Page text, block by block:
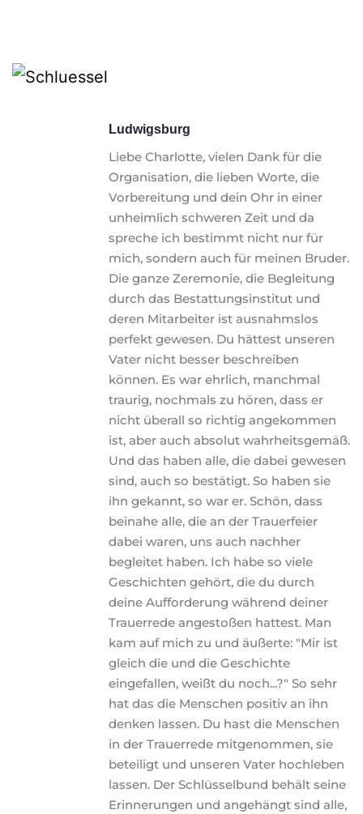
Ludwigsburg
Liebe Charlotte, vielen Dank für die
Organisation, die lieben Worte, die
Vorbereitung und dein Ohr in einer
unheimlich schweren Zeit und da
spreche ich bestimmt nicht nur für
mich, sondern auch für meinen Bruder.
Die ganze Zeremonie, die Begleitung
durch das Bestattungsinstitut und
deren Mitarbeiter ist ausnahmslos
perfekt gewesen. Du hättest unseren
Vater nicht besser beschreiben
können. Es war ehrlich, manchmal
traurig, nochmals zu hören, dass er
nicht überall so richtig angekommen
ist, aber auch absolut wahrheitsgemäß.
Und das haben alle, die dabei gewesen
sind, auch so bestätigt. So haben sie
ihn gekannt, so war er. Schön, dass
beinahe alle, die an der Trauerfeier
dabei waren, uns auch nachher
begleitet haben. Ich habe so viele
Geschichten gehört, die du durch
deine Aufforderung während deiner
Trauerrede angestoßen hattest. Man
kam auf mich zu und äußerte: "Mir ist
gleich die und die Geschichte
eingefallen, weißt du noch...?" So sehr
hat das die Menschen positiv an ihn
denken lassen. Du hast die Menschen
in der Trauerrede mitgenommen, sie
beteiligt und unseren Vater hochleben
lassen. Der Schlüsselbund behält seine
Erinnerungen und angehängt sind alle,